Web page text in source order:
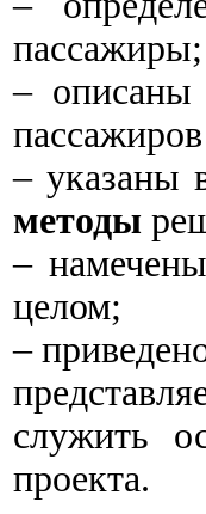
пассажиры;
‒
‒ указаны
методы
‒
целом;
‒
служить
проекта.